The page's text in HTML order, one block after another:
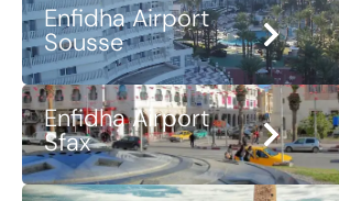
Enfidha Airport
Sousse
Enfidha Airport
Sfax